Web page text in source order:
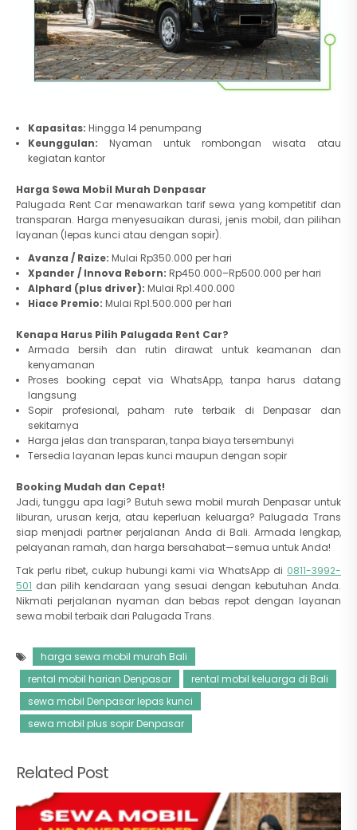
Kapasitas: Hingga 14 penumpang
Keunggulan: Nyaman untuk rombongan wisata atau
kegiatan kantor
Harga Sewa Mobil Murah Denpasar
Palugada Rent Car menawarkan tarif sewa yangkompetitif dan
transparan. Harga menyesuaikan durasi, jenis mobil, dan pilihan
layanan (lepas kunci atau dengan sopir).
Avanza / Raize: Mulai Rp350.000 per hari
Xpander / Innova Reborn: Rp450.000–Rp500.000 per hari
Alphard (plus driver): Mulai Rp1.400.000
Hiace Premio: Mulai Rp1.500.000 per hari
Kenapa Harus Pilih Palugada Rent Car?
Armada bersih dan rutin dirawat untuk keamanan dan
kenyamanan
Proses booking cepat via WhatsApp, tanpa harus datang
langsung
Sopir profesional, paham rute terbaik di Denpasar dan
sekitarnya
Harga jelas dan transparan, tanpa biaya tersembunyi
Tersedia layanan lepas kunci maupun dengan sopir
Booking Mudah dan Cepat!
Jadi, tunggu apa lagi? Butuh sewa mobil murah Denpasar untuk
liburan, urusan kerja, atau keperluan keluarga? Palugada Trans
siap menjadi partner perjalanan Anda di Bali. Armada lengkap,
pelayanan ramah, dan harga bersahabat—semua untuk Anda!
Tak perlu ribet, cukup hubungi kami via WhatsApp di 0811-3992-
501 dan pilih kendaraan yang sesuai dengan kebutuhan Anda.
Nikmati perjalanan nyaman dan bebas repot dengan layanan
sewa mobil terbaik dari Palugada Trans.
harga sewa mobil murah Bali
rental mobil harian Denpasar
rental mobil keluarga di Bali
sewa mobil Denpasar lepas kunci
sewa mobil plus sopir Denpasar
Related Post